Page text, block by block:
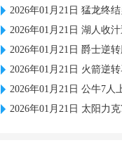
2026年01月21日 猛龙终结勇士4连
2026年01月21日 湖人收汁逆转掘金
2026年01月21日 爵士逆转胜森林狼
2026年01月21日 火箭逆转马刺 谢泼
2026年01月21日 公牛7人上双&25
2026年01月21日 太阳力克76人